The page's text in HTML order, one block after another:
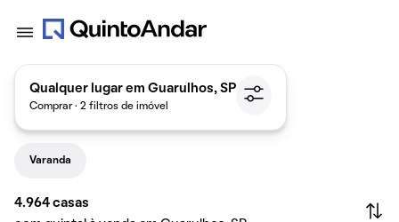
Qualquer lugar em Guarulhos, SP
Comprar · 2 filtros de imóvel
Varanda
4.964 casas